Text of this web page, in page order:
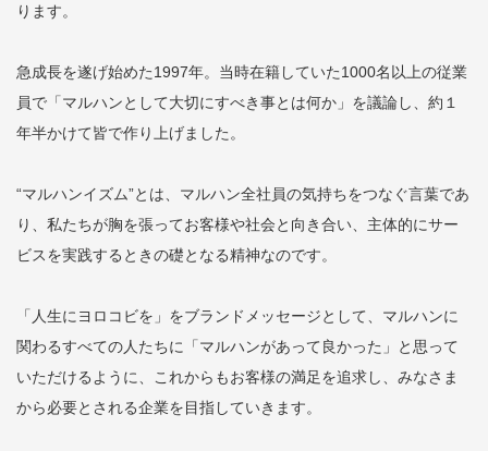
ります。
急成長を遂げ始めた1997年。当時在籍していた1000名以上の従業
員で「マルハンとして大切にすべき事とは何か」を議論し、約１
年半かけて皆で作り上げました。
“マルハンイズム”とは、マルハン全社員の気持ちをつなぐ言葉であ
り、私たちが胸を張ってお客様や社会と向き合い、主体的にサー
ビスを実践するときの礎となる精神なのです。
「人生にヨロコビを」をブランドメッセージとして、マルハンに
関わるすべての人たちに「マルハンがあって良かった」と思って
いただけるように、これからもお客様の満足を追求し、みなさま
から必要とされる企業を目指していきます。